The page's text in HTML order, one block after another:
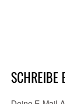
SCHREIBE